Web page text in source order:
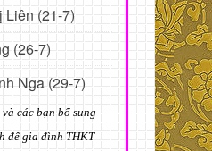
Liên (21-7)
(26-7)
Nga (29-7)
các bạn bổ sung
để gia đình THKT